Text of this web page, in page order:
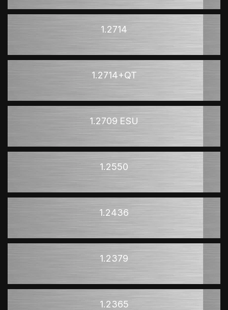
1.2714
1.2714+QT
1.2709 ESU
1.2550
1.2436
1.2379
1.2365